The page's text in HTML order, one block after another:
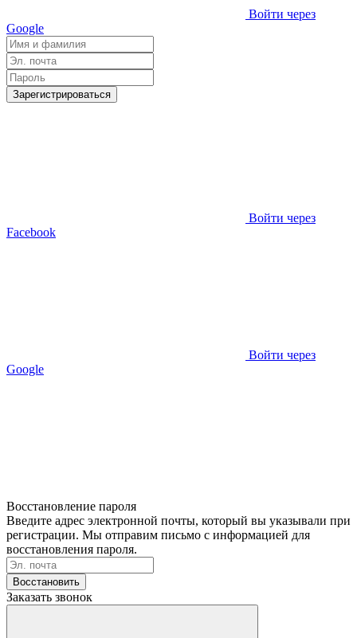
Войти через
Google
Зарегистрироваться
Войти через
Facebook
Войти через
Google
Восстановление пароля
Введите адрес электронной почты, который вы указывали при
регистрации. Мы отправим письмо с информацией для
восстановления пароля.
Восстановить
Заказать звонок